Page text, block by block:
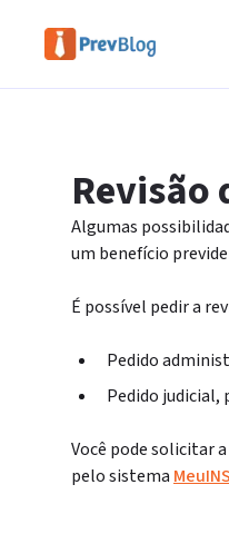
Revisão
Algumas
um benefício
É possível pedir a
Pedido
Pedido judicial,
Você pode solicitar
pelo sistema